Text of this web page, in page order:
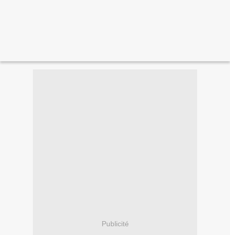
Publicité